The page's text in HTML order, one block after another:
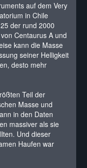
auf dem Very
in Chile
der rund 2000
Centaurus A und
kann die Masse
seiner Helligkeit
desto mehr
Teil der
Masse und
in den Daten
massiver als sie
Und dieser
Haufen war